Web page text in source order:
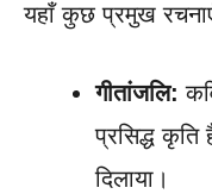
यहाँ कुछ प्रमुख
गीतांजलि:
प्रसिद्ध
दिलाया।